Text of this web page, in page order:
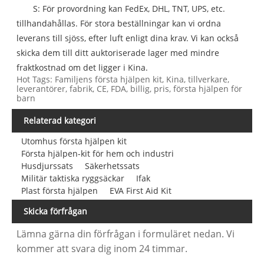
S: För provordning kan FedEx, DHL, TNT, UPS, etc.
tillhandahållas. För stora beställningar kan vi ordna
leverans till sjöss, efter luft enligt dina krav. Vi kan också
skicka dem till ditt auktoriserade lager med mindre
fraktkostnad om det ligger i Kina.
Hot Tags: Familjens första hjälpen kit, Kina, tillverkare,
leverantörer, fabrik, CE, FDA, billig, pris, första hjälpen för
barn
Relaterad kategori
Utomhus första hjälpen kit
Första hjälpen-kit för hem och industri
Husdjurssats
Säkerhetssats
Militär taktiska ryggsäckar
Ifak
Plast första hjälpen
EVA First Aid Kit
Skicka förfrågan
Lämna gärna din förfrågan i formuläret nedan. Vi
kommer att svara dig inom 24 timmar.